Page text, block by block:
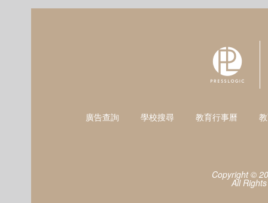
廣告查詢 學校搜尋 教育行事曆
Copyright ©
All